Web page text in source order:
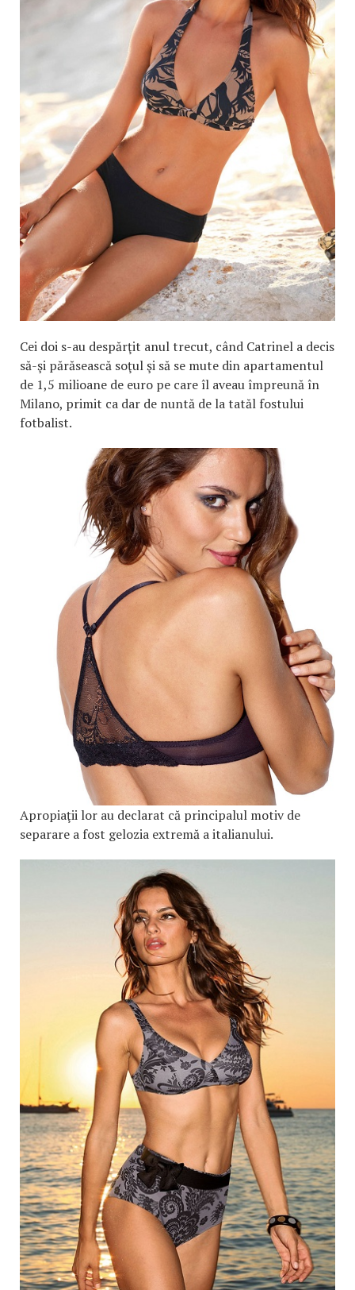
Cei doi s-au despărţit anul trecut, când Catrinel a decis
să-şi părăsească soţul şi să se mute din apartamentul
de 1,5 milioane de euro pe care îl aveau împreună în
Milano, primit ca dar de nuntă de la tatăl fostului
fotbalist.
Apropiaţii lor au declarat că principalul motiv de
separare a fost gelozia extremă a italianului.